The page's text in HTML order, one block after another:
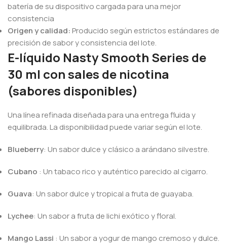
batería de su dispositivo cargada para una mejor
consistencia
Origen y calidad:Producido según estrictos estándares de
precisión de sabor y consistencia del lote.
E-líquido Nasty Smooth Series de
30 ml con sales de nicotina
(sabores disponibles)
Una línea refinada diseñada para una entrega fluida y
equilibrada. La disponibilidad puede variar según el lote.
Blueberry: Un sabor dulce y clásico a arándano silvestre.
Cubano : Un tabaco rico y auténtico parecido al cigarro.
Guava: Un sabor dulce y tropical a fruta de guayaba.
Lychee: Un sabor a fruta de lichi exótico y floral.
Mango Lassi : Un sabor a yogur de mango cremoso y dulce.